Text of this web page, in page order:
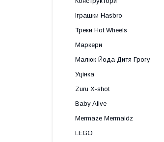
Іграшки Hasbro
Треки Hot Wheels
Маркери
Малюк Йода Дитя Грогу
Уцінка
Zuru X-shot
Baby Alive
Mermaze Mermaidz
LEGO